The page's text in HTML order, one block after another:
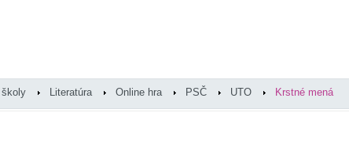
Literatúra Online hra PSČ UTO Krstné mená